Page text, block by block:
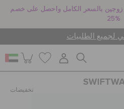
زوجين بالسعر الكامل واحصل على خصم
25%
لجميع الطلبيات
تخفيضات